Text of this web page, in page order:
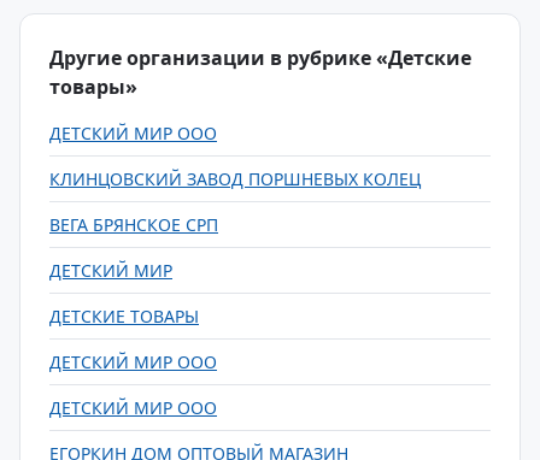
Другие организации в рубрике «Детские
товары»
ДЕТСКИЙ МИР ООО
КЛИНЦОВСКИЙ ЗАВОД ПОРШНЕВЫХ КОЛЕЦ
ВЕГА БРЯНСКОЕ СРП
ДЕТСКИЙ МИР
ДЕТСКИЕ ТОВАРЫ
ДЕТСКИЙ МИР ООО
ДЕТСКИЙ МИР ООО
ЕГОРКИН ДОМ ОПТОВЫЙ МАГАЗИН